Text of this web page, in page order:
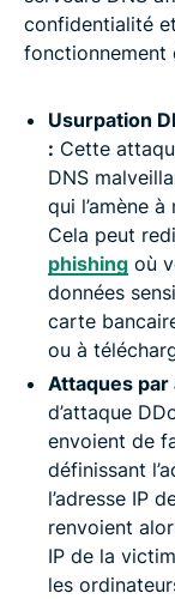
confidentialité
fonctionnement
Usurpation
: Cette
DNS
qui l’amène
Cela peut
phishing où
données
carte
ou à
Attaques par
d’attaque
envoient de
définissant
l’adresse IP
renvoient
IP de la
les